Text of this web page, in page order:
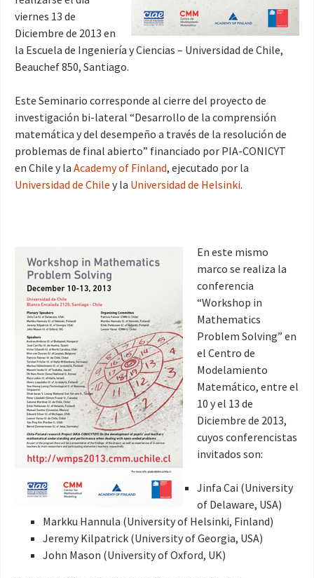
viernes 13 de
Diciembre de 2013 en
la Escuela de Ingeniería y Ciencias – Universidad de Chile,
Beauchef 850, Santiago.
Este Seminario corresponde al cierre del proyecto de
investigación bi-lateral “Desarrollo de la comprensión
matemática y del desempeño a través de la resolución de
problemas de final abierto” financiado por PIA-CONICYT
en Chile y la Academy of Finland, ejecutado por la
Universidad de Chile y la Universidad de Helsinki.
En este mismo
marco se realiza la
conferencia
“Workshop in
Mathematics
Problem Solving” en
el Centro de
Modelamiento
Matemático, entre el
10 y el 13 de
Diciembre de 2013,
cuyos conferencistas
invitados son:
Jinfa Cai (University
of Delaware, USA)
Markku Hannula (University of Helsinki, Finland)
Jeremy Kilpatrick (University of Georgia, USA)
John Mason (University of Oxford, UK)